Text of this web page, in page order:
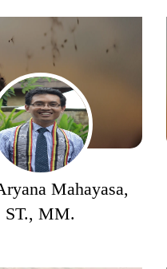
Mahayasa,
ST., MM.